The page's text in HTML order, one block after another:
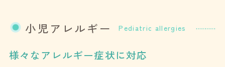
小児アレルギー Pediatric allergies
様々なアレルギー症状に対応